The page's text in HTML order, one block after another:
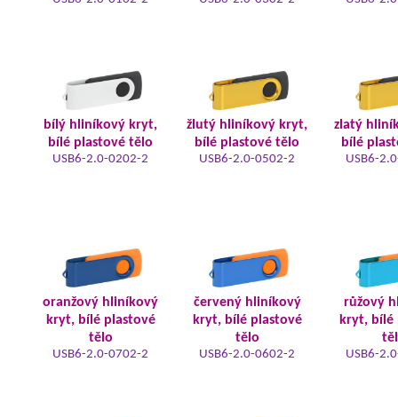
bílý hliníkový kryt,
bílé plastové tělo
USB6-2.0-0202-2
žlutý hliníkový kryt,
bílé plastové tělo
USB6-2.0-0502-2
zlatý
bílé
USB6-
oranžový hliníkový
kryt, bílé plastové
tělo
USB6-2.0-0702-2
červený hliníkový
kryt, bílé plastové
tělo
USB6-2.0-0602-2
růžový
kryt, bílé
USB6-